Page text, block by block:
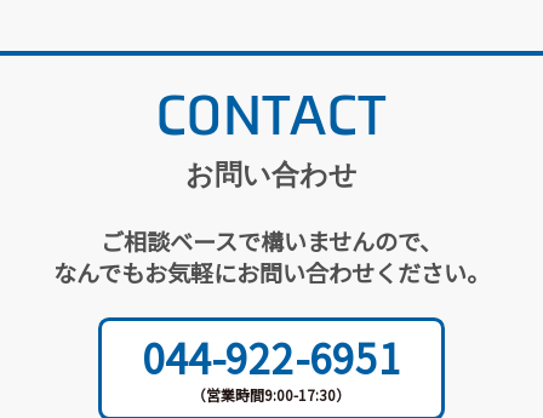
CONTACT
お問い合わせ
ご相談ベースで構いませんので、
なんでもお気軽にお問い合わせください。
044-922-6951
（営業時間9:00-17:30）